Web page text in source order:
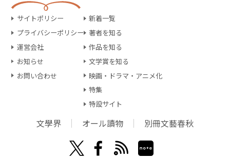
サイトポリシー
プライバシーポリシー
運営会社
お知らせ
お問い合わせ
新着一覧
著者を知る
作品を知る
文学賞を知る
映画・ドラマ・アニメ化
特集
特設サイト
文學界 オール讀物 別冊文藝春秋